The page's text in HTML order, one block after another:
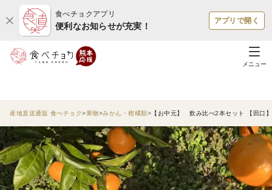
食べチョクアプリ
便利なお知らせが充実！
アプリで開く
メニュー
産地直送通販 食べチョク 果物 みかん・柑橘類 【お中元】 飲み比べ2本セット 【田口